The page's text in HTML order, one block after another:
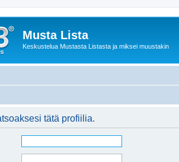
Musta Lista
Keskustelua Mustasta Listasta ja miksei muustakin
tätä profiilia.